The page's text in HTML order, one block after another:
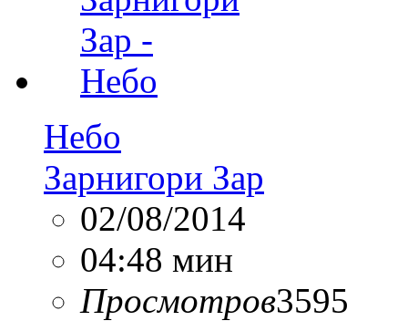
Небо
Зарнигори Зар
02/08/2014
04:48 мин
Просмотров3595